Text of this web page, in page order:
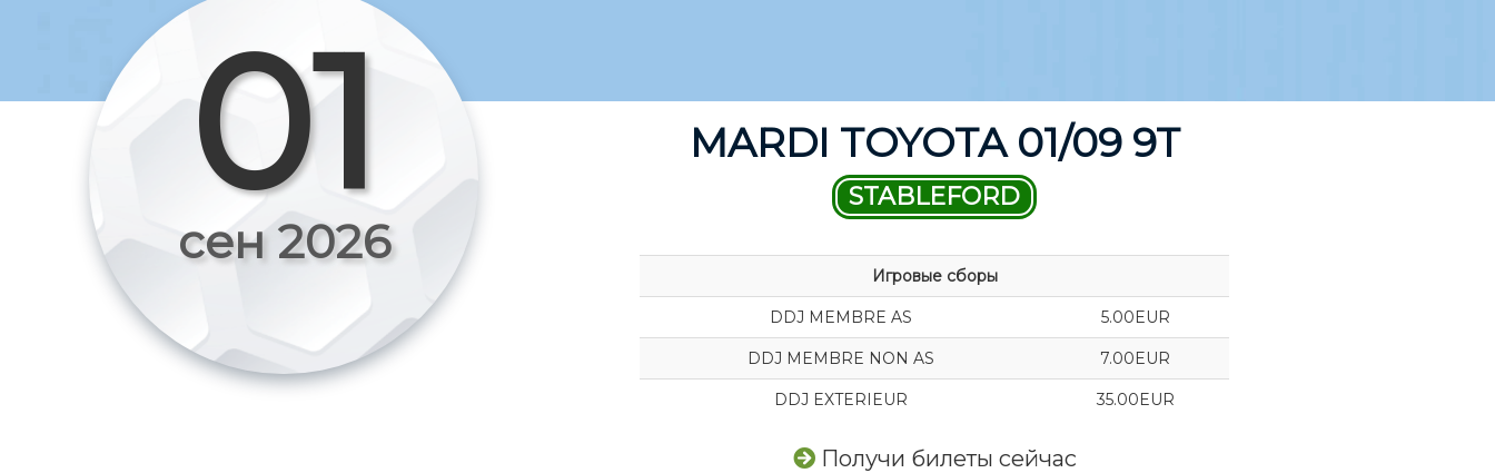
01
сен 2026
MARDI TOYOTA 01/09 9T
STABLEFORD
Игровые сборы
DDJ MEMBRE AS 5.00EUR
DDJ MEMBRE NON AS 7.00EUR
DDJ EXTERIEUR 35.00EUR
Получи билеты сейчас